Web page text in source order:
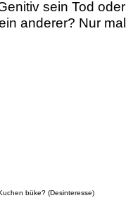
sein Tod
anderer? Nur
büke? (Desinteresse)